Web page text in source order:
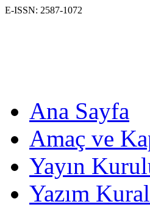
E-ISSN: 2587-1072
Ana Sayfa
Amaç ve
Yayın
Yazım